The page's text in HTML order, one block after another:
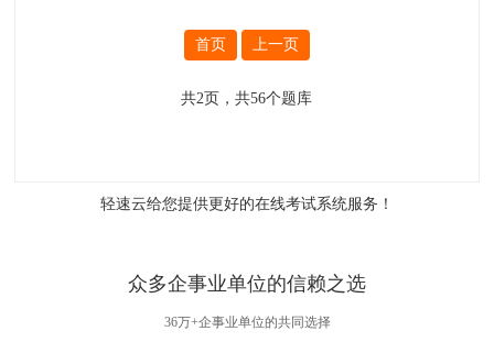
首页 上一页
共2页，共56个题库
轻速云给您提供更好的在线考试系统服务！
众多企事业单位的信赖之选
36万+企事业单位的共同选择